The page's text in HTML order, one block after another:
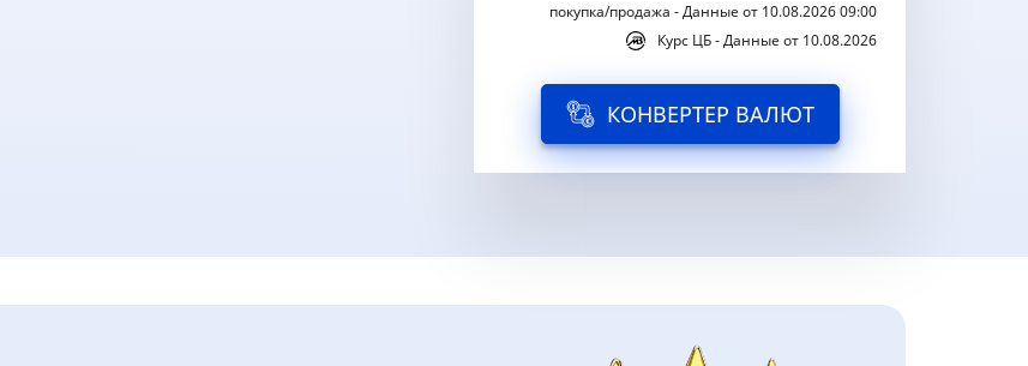
покупка/продажа - Данные от 10.08.2026 09:00
Курс ЦБ - Данные от 10.08.2026
КОНВЕРТЕР ВАЛЮТ